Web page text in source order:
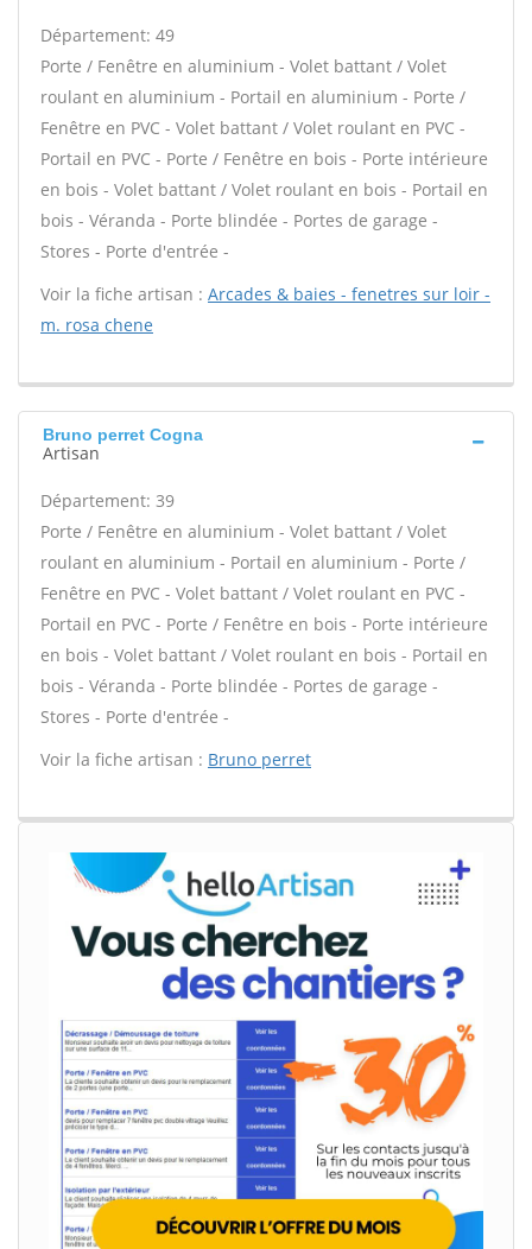
Département: 49
Porte / Fenêtre en aluminium - Volet battant / Volet
roulant en aluminium - Portail en aluminium - Porte /
Fenêtre en PVC - Volet battant / Volet roulant en PVC -
Portail en PVC - Porte / Fenêtre en bois - Porte intérieure
en bois - Volet battant / Volet roulant en bois - Portail en
bois - Véranda - Porte blindée - Portes de garage -
Stores - Porte d'entrée -
Voir la fiche artisan : Arcades & baies - fenetres sur loir -
m. rosa chene
Bruno perret Cogna
Artisan
Département: 39
Porte / Fenêtre en aluminium - Volet battant / Volet
roulant en aluminium - Portail en aluminium - Porte /
Fenêtre en PVC - Volet battant / Volet roulant en PVC -
Portail en PVC - Porte / Fenêtre en bois - Porte intérieure
en bois - Volet battant / Volet roulant en bois - Portail en
bois - Véranda - Porte blindée - Portes de garage -
Stores - Porte d'entrée -
Voir la fiche artisan : Bruno perret